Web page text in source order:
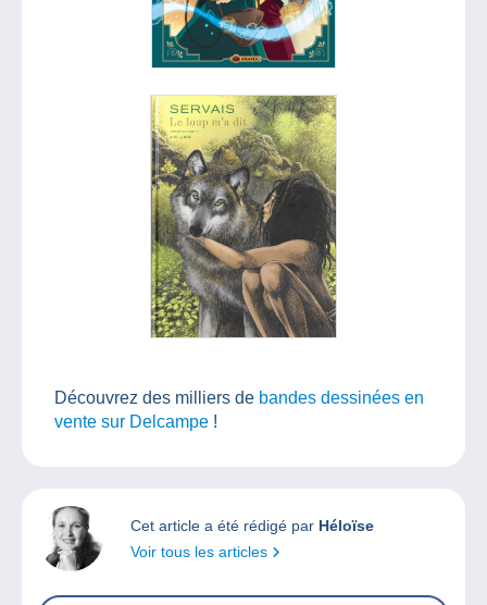
Découvrez des milliers de bandes dessinées en
vente sur Delcampe !
Cet article a été rédigé par Héloïse
Voir tous les articles